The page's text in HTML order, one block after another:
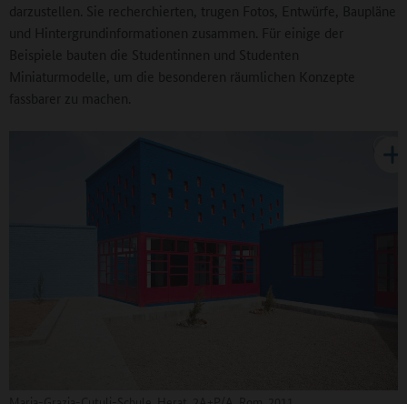
darzustellen. Sie recherchierten, trugen Fotos, Entwürfe, Baupläne
und Hintergrundinformationen zusammen. Für einige der
Beispiele bauten die Studentinnen und Studenten
Miniaturmodelle, um die besonderen räumlichen Konzepte
fassbarer zu machen.